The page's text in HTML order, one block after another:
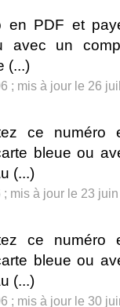
en PDF et
avec un
(...)
; mis à jour le 26
ce numéro
bleue ou
(...)
mis à jour le 23
ce numéro
bleue ou
(...)
; mis à jour le 30